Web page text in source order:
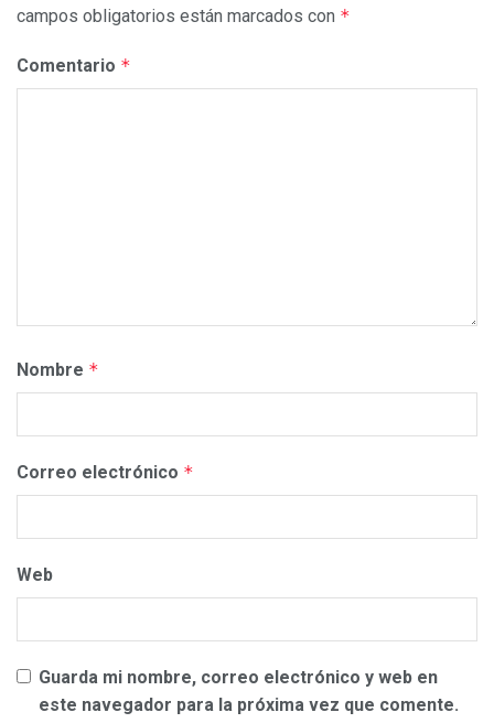
campos obligatorios están marcados con *
Comentario *
Nombre *
Correo electrónico *
Web
Guarda mi nombre, correo electrónico y web en
este navegador para la próxima vez que comente.